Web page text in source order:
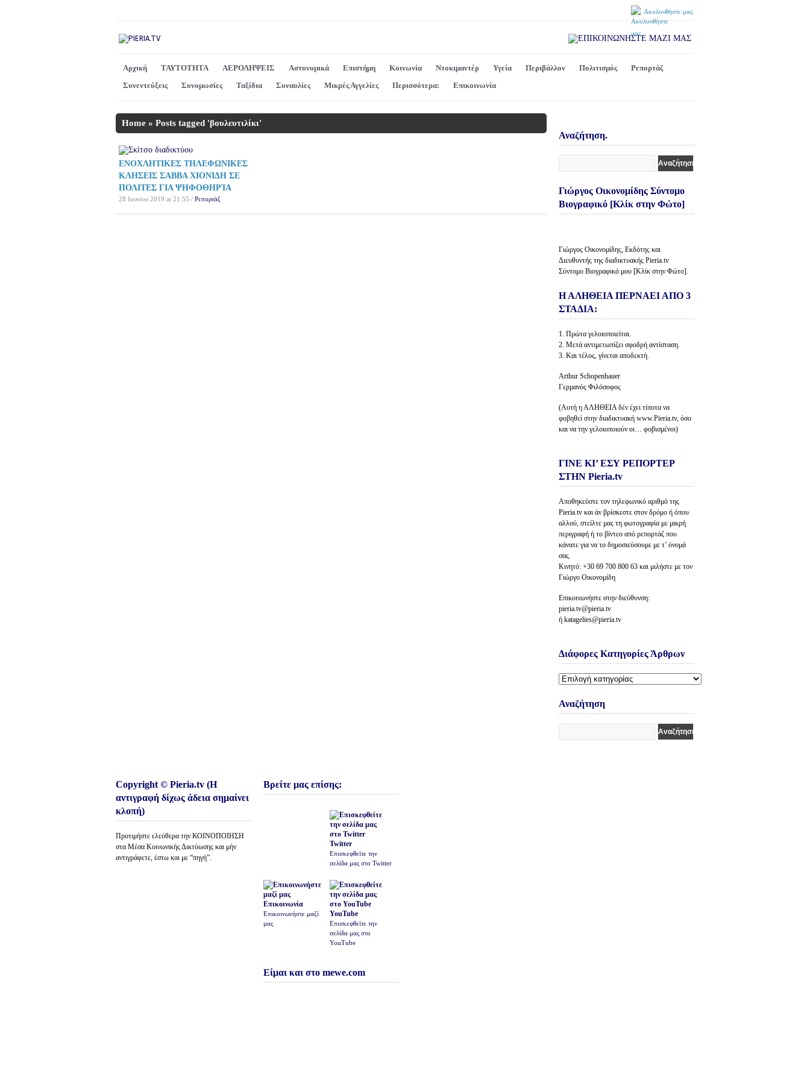
Ακολουθήστε μας.
Αρχική ΤΑΥΤΟΤΗΤΑ ΑΕΡΟΛΗΨΕΙΣ Αστυνομικά Επιστήμη Κοινωνία Ντοκιμαντέρ Υγεία Περιβάλλον Πολιτισμός
Ρεπορτάζ
Συνεντεύξεις
Συνομωσίες Ταξίδια Συναυλίες Μικρές Αγγελίες Περισσότερα: Επικοινωνία
Home » Posts tagged 'βουλευτιλίκι'
ΕΝΟΧΛΗΤΙΚΕΣ ΤΗΛΕΦΩΝΙΚΕΣ
ΚΛΗΣΕΙΣ ΣΑΒΒΑ ΧΙΟΝΙΔΗ ΣΕ
ΠΟΛΙΤΕΣ ΓΙΑ ΨΗΦΟΘΗΡΊΑ
28 Ιουνίου 2019 at 21:55 / Ρεπορτάζ
Αναζήτηση.
Γιώργος Οικονομίδης Σύντομο
Βιογραφικό [Κλίκ στην Φώτο]
Γιώργος Οικονομίδης, Εκδότης και
Διευθυντής της διαδικτυακής Pieria.tv
Σύντομο Βιογραφικό μου [Κλίκ στην Φώτο].
Η ΑΛΗΘΕΙΑ ΠΕΡΝΑΕΙ ΑΠΟ 3
ΣΤΑΔΙΑ:
1. Πρώτα γελοιοποιείται.
2. Μετά αντιμετωπίζει σφοδρή αντίσταση.
3. Και τέλος, γίνεται αποδεκτή.
Arthur Schopenhauer
Γερμανός Φιλόσοφος
(Αυτή η ΑΛΗΘΕΙΑ δέν έχει τίποτα να
φοβηθεί στην διαδικτυακή www.Pieria.tv, όσο
και να την γελοιοποιούν οι… φοβισμένοι)
ΓΙΝΕ ΚΙ’ ΕΣΥ ΡΕΠΟΡΤΕΡ
ΣΤΗΝ Pieria.tv
Αποθηκεύστε τον τηλεφωνικό αριθμό της
Pieria.tv και άν βρίσκεστε στον δρόμο ή όπου
αλλού, στείλτε μας τη φωτογραφία με μικρή
περιγραφή ή το βίντεο από ρεπορτάζ που
κάνατε για να το δημοσιεύσουμε με τ’ όνομά
σας.
Κινητό: +30 69 700 800 63 και μιλήστε με τον
Γιώργο Οικονομίδη
Επικοινωνήστε στην διεύθυνση:
pieria.tv@pieria.tv
ή katagelies@pieria.tv
Διάφορες Κατηγορίες Άρθρων
Διάφορες
Άρθρων
Αναζήτηση
Copyright © Pieria.tv (Η
αντιγραφή δίχως άδεια σημαίνει
κλοπή)
Προτιμήστε ελεύθερα την ΚΟΙΝΟΠΟΙΗΣΗ
στα Μέσα Κοινωνικής Δικτύωσης και μήν
αντιγράφετε, έστω και με “πηγή”.
Βρείτε μας επίσης:
Twitter
Επισκεφθείτε την
σελίδα μας στο Twitter
Επικοινωνία
Επικοινωνήστε μαζί
μας
YouTube
Επισκεφθείτε την
σελίδα μας στο
YouTube
Είμαι και στο mewe.com